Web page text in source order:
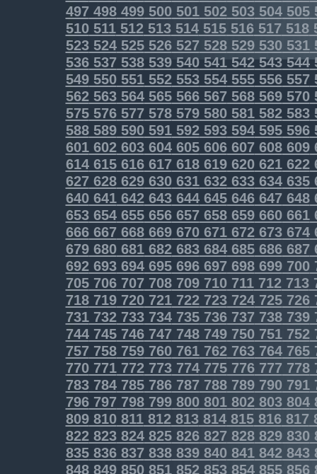
497498499500501502503504505
510511512513514515516517 518
523524525526527 528529530 531
536537538539540541542543544
549550551552553554555556557
562563564565566567568569570
575576577578579580581582583
588589590591592593594595596
601602603604605606607608609
614615616617618619620621622
627628629630631632633634635
640641642643644645646647648
653654655656657658659660661
666667668669670671672673674
679680681682683684685686687
692693694695696697698699700
705706707708709710711712713
718719720721722723724725726
731732733734735736737 738739
744745746747748749750751752
757758759760761762763764765
770771772773774775776777 778
783784785786787788789790791
796797798799800801802803804
809810811812813814815816817
822823824825826827 828829830
835836837838839840841842843
848849850851852853854855856